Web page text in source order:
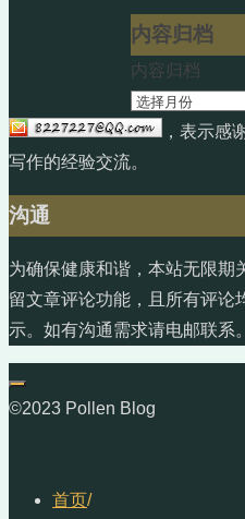
内容归档
内容归档
，表示感
写作的经验交流。
沟通
为确保健康和谐，本站无限期
留文章评论功能，且所有评论
示。如有沟通需求请电邮联系。
©2023 Pollen Blog
首页/